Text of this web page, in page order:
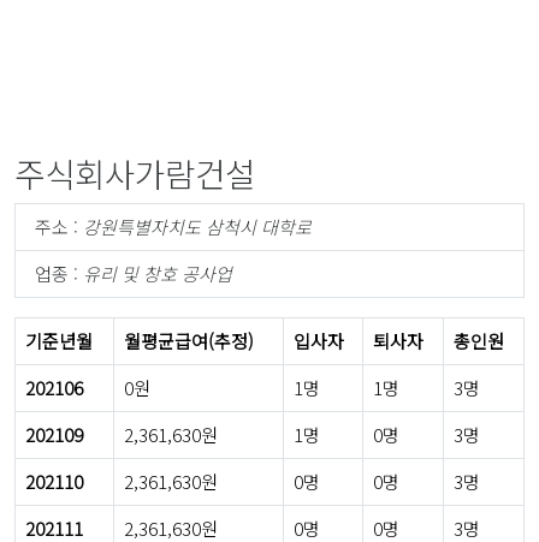
주식회사가람건설
주소 : 강원특별자치도 삼척시 대학로
업종 : 유리 및 창호 공사업
기준년월 월평균급여(추정) 입사자 퇴사자
총인원
202106
0원 1명 1명
3명
202109
2,361,630원 1명 0명
3명
202110
2,361,630원 0명 0명
3명
202111
2,361,630원 0명 0명
3명